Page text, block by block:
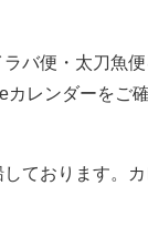
バ便・太刀魚便
カレンダーをご
ております。